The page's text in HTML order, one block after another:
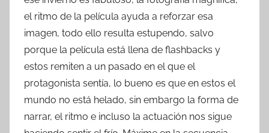
el ritmo de la película ayuda a reforzar esa
imagen, todo ello resulta estupendo, salvo
porque la película está llena de flashbacks y
estos remiten a un pasado en el que el
protagonista sentía, lo bueno es que en estos el
mundo no está helado, sin embargo la forma de
narrar, el ritmo e incluso la actuación nos sigue